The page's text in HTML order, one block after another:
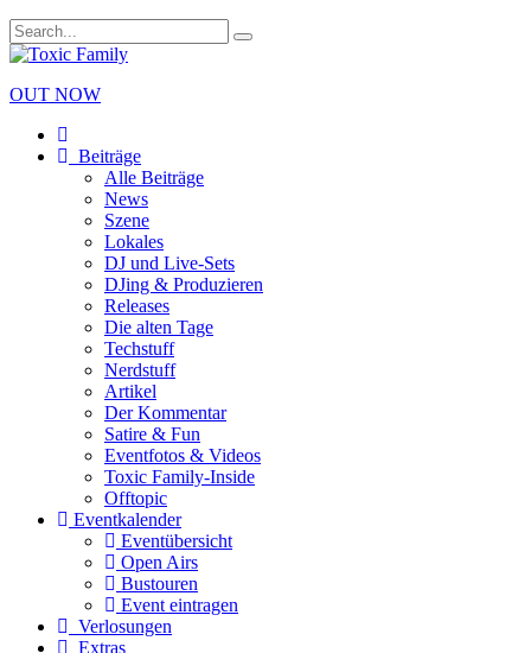
OUT NOW
Beiträge
Alle Beiträge
News
Szene
Lokales
DJ und Live-Sets
DJing & Produzieren
Releases
Die alten Tage
Techstuff
Nerdstuff
Artikel
Der Kommentar
Satire & Fun
Eventfotos & Videos
Toxic Family-Inside
Offtopic
Eventkalender
Eventübersicht
Open Airs
Bustouren
Event eintragen
Verlosungen
Extras